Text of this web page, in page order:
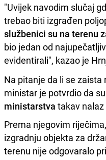
"Uvijek navodim slučaj
trebao biti izgrađen
službenici su na terenu
bio jedan od
evidentirali", kazao je
Na pitanje da li se
ministar je potvrdio da
ministarstva takav
Prema njegovim
izgradnju objekta za
terenu nije odgovaralo